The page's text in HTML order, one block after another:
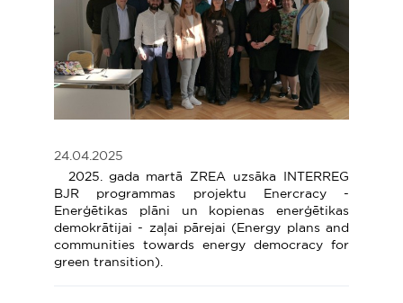
24.04.2025
2025. gada martā ZREA uzsāka INTERREG
BJR programmas projektu Enercracy -
Enerģētikas plāni un kopienas enerģētikas
demokrātijai - zaļai pārejai (Energy plans and
communities towards energy democracy for
green transition).